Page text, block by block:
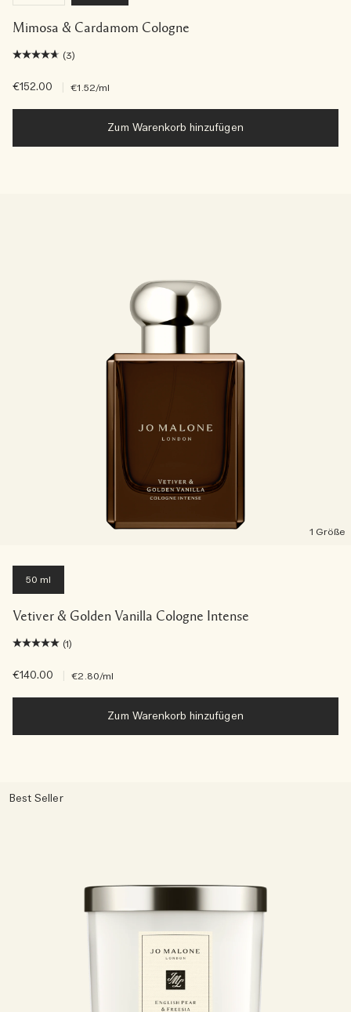
Mimosa & Cardamom Cologne
(3)
€152.00 €1.52/ml
Zum Warenkorb hinzufügen
1 Größe
50 ml
Vetiver & Golden Vanilla Cologne Intense
(1)
€140.00 €2.80/ml
Zum Warenkorb hinzufügen
Best Seller